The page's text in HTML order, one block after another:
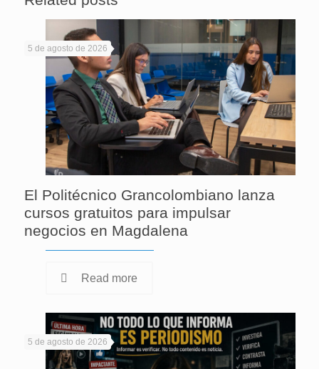
5 de agosto de 2026
El Politécnico Grancolombiano lanza
cursos gratuitos para impulsar
negocios en Magdalena
Read more
5 de agosto de 2026